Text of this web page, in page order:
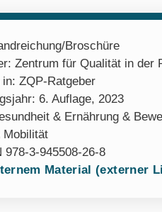
Broschüre
Zentrum für Qualität in der
in: ZQP-Ratgeber
6. Auflage, 2023
& Ernährung &
Mobilität
978-3-945508-26-8
Material (externer